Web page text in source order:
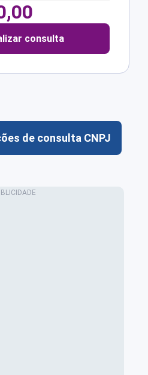
consulta
de consulta CNPJ